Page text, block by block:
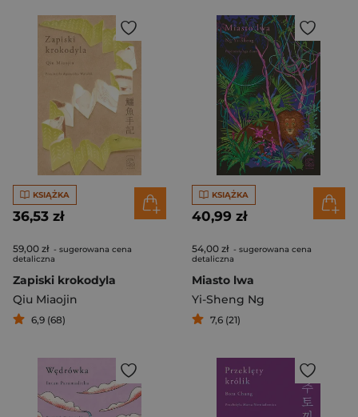
KSIĄŻKA
36,53 zł
59,00 zł - sugerowana cena
detaliczna
Zapiski krokodyla
Qiu Miaojin
6,9 (68)
KSIĄŻKA
40,99 zł
54,00 zł - sugerowana cena
detaliczna
Miasto lwa
Yi-Sheng Ng
7,6 (21)